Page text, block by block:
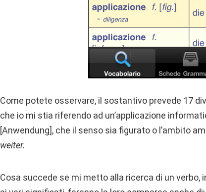
Come potete osservare, il sostantivo prevede 17
che io mi stia riferendo ad un’applicazione
[Anwendung], che il senso sia figurato o l’ambito
weiter.
Cosa succede se mi metto alla ricerca di un verbo,